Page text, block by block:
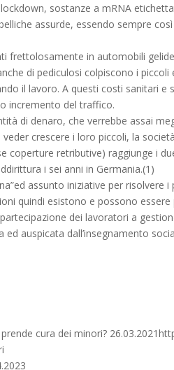
sostanze a mRNA
assurde, essendo sempre
frettolosamente in automobili
di pediculosi colpiscono i
il lavoro. A questi costi sanitari
incremento del traffico.
di denaro, che verrebbe assai
crescere i loro piccoli, la
retributive) raggiunge i
i sei anni in Germania.(1)
assunto iniziative per risolvere
quindi esistono e possono
dei lavoratori a
auspicata dall’insegnamento
cura dei minori?